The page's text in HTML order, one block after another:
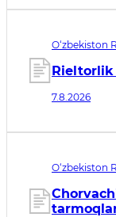
O‘zbekiston
Rieltorlik
7.8.2026
O‘zbekiston
sanasi